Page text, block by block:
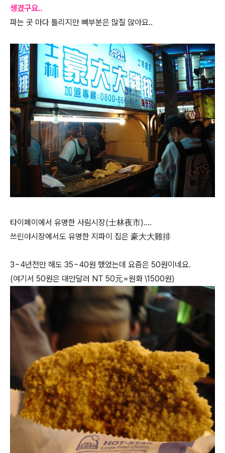
생겼구요..
파는 곳 마다 틀리지만 뼈부분은 많질 않아요..
타이페이에서 유명한 사림시장(士林夜市)....
쓰린야시장에서도 유명한 지파이 집은 豪大大雞排
3~4년전만 해도 35~40원 했었는데 요즘은 50원이네요.
(여기서 50원은 대만달러 NT 50元=원화 \1500원)